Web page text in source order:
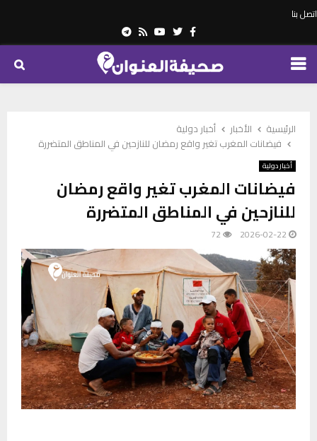
اتصل بنا
Facebook
Twitter
Youtube
Rss
Telegram
PRIMARY
الرئيسية الأخبار
أخبار دولية
فيضانات المغرب تغير واقع رمضان للنازحين في المناطق المتضررة
أخبار دولية
فيضانات المغرب تغير واقع رمضان
للنازحين في المناطق المتضررة
2026-02-22
72